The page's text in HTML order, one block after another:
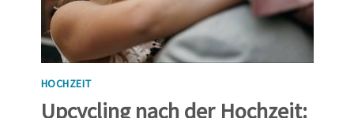
HOCHZEIT
Upcycling nach der Hochzeit: